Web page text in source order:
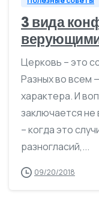
3 вида
верующими
Церковь – это
Разных во всем
характера. И
заключается не
– когда это
разногласий,...
09/20/2018